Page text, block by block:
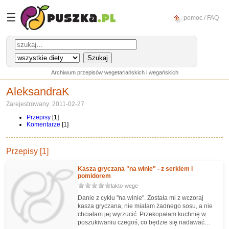
☰ pomoc / FAQ
Archiwum przepisów wegetariańskich i wegańskich
AleksandraK
Zarejestrowany: 2011-02-27
Przepisy [1]
Komentarze [1]
Przepisy [1]
Kasza gryczana "na winie" - z serkiem i
pomidorem
lakto-wege
Danie z cyklu "na winie". Została mi z wczoraj
kasza gryczana, nie miałam żadnego sosu, a nie
chciałam jej wyrzucić. Przekopałam kuchnię w
poszukiwaniu czegoś, co będzie się nadawać